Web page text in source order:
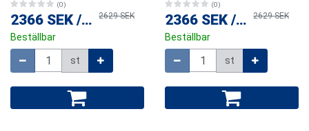
(0)
2366 SEK / st2629 SEK
Beställbar
st
(0)
2366 SEK / st2629 SEK
Beställbar
st